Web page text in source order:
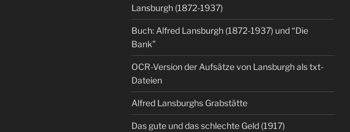
Lansburgh (1872-1937)
Buch: Alfred Lansburgh (1872-1937) und “Die
Bank”
OCR-Version der Aufsätze von Lansburgh als txt-
Dateien
Alfred Lansburghs Grabstätte
Das gute und das schlechte Geld (1917)